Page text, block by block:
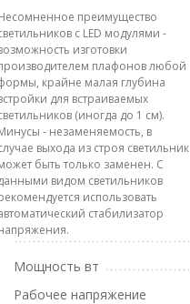
преимущество
с LED модулями -
изготовки
плафонов любой
крайне малая глубина
для встраиваемых
(иногда до 1 см).
- незаменяемость, в
выхода из строя светильник
быть только заменен. С
видом светильников
использовать
стабилизатор
Мощность вт
Рабочее напряжение